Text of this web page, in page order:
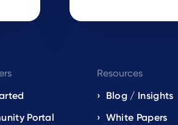
Portal
Resources
Blog / Insights
White Papers